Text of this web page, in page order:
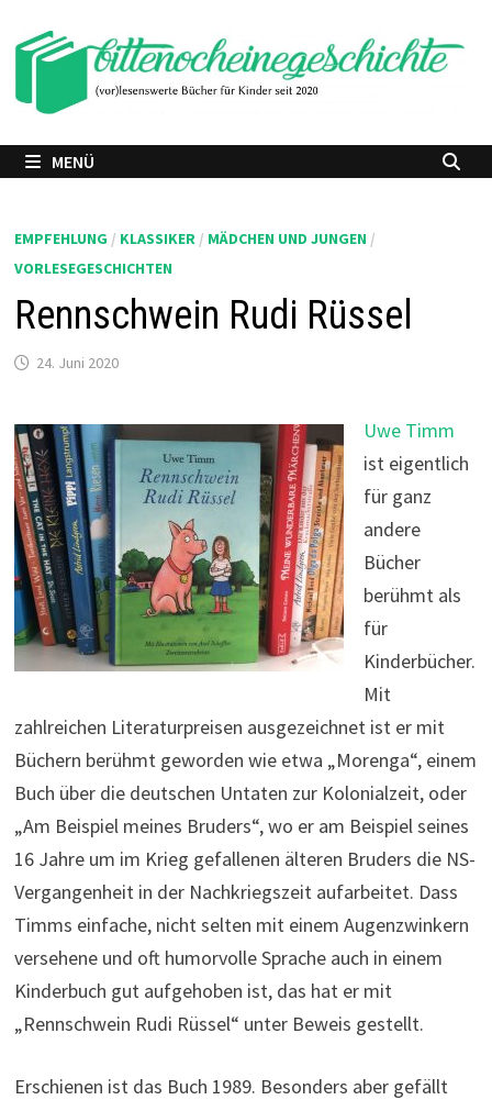
Inhalt
MENÜ
EMPFEHLUNG / KLASSIKER/ MÄDCHEN UND JUNGEN /
VORLESEGESCHICHTEN
Rennschwein Rudi Rüssel
24. Juni 2020
Uwe Timm
ist eigentlich
für ganz
andere
Bücher
berühmt als
für
Kinderbücher.
Mit
zahlreichen Literaturpreisen ausgezeichnet ist er mit
Büchern berühmt geworden wie etwa „Morenga“, einem
Buch über die deutschen Untaten zur Kolonialzeit, oder
„Am Beispiel meines Bruders“, wo er am Beispiel seines
16 Jahre um im Krieg gefallenen älteren Bruders die NS-
Vergangenheit in der Nachkriegszeit aufarbeitet. Dass
Timms einfache, nicht selten mit einem Augenzwinkern
versehene und oft humorvolle Sprache auch in einem
Kinderbuch gut aufgehoben ist, das hat er mit
„Rennschwein Rudi Rüssel“ unter Beweis gestellt.
Erschienen ist das Buch 1989. Besonders aber gefällt